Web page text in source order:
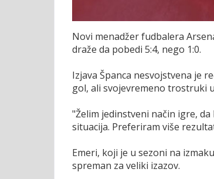
Novi menadžer fudbalera
draže da pobedi 5:4, nego 1:0.
Izjava Španca nesvojstvena je
gol, ali svojevremeno trostruki
"Želim jedinstveni način igre,
situacija. Preferiram više
Emeri, koji je u sezoni na
spreman za veliki izazov.